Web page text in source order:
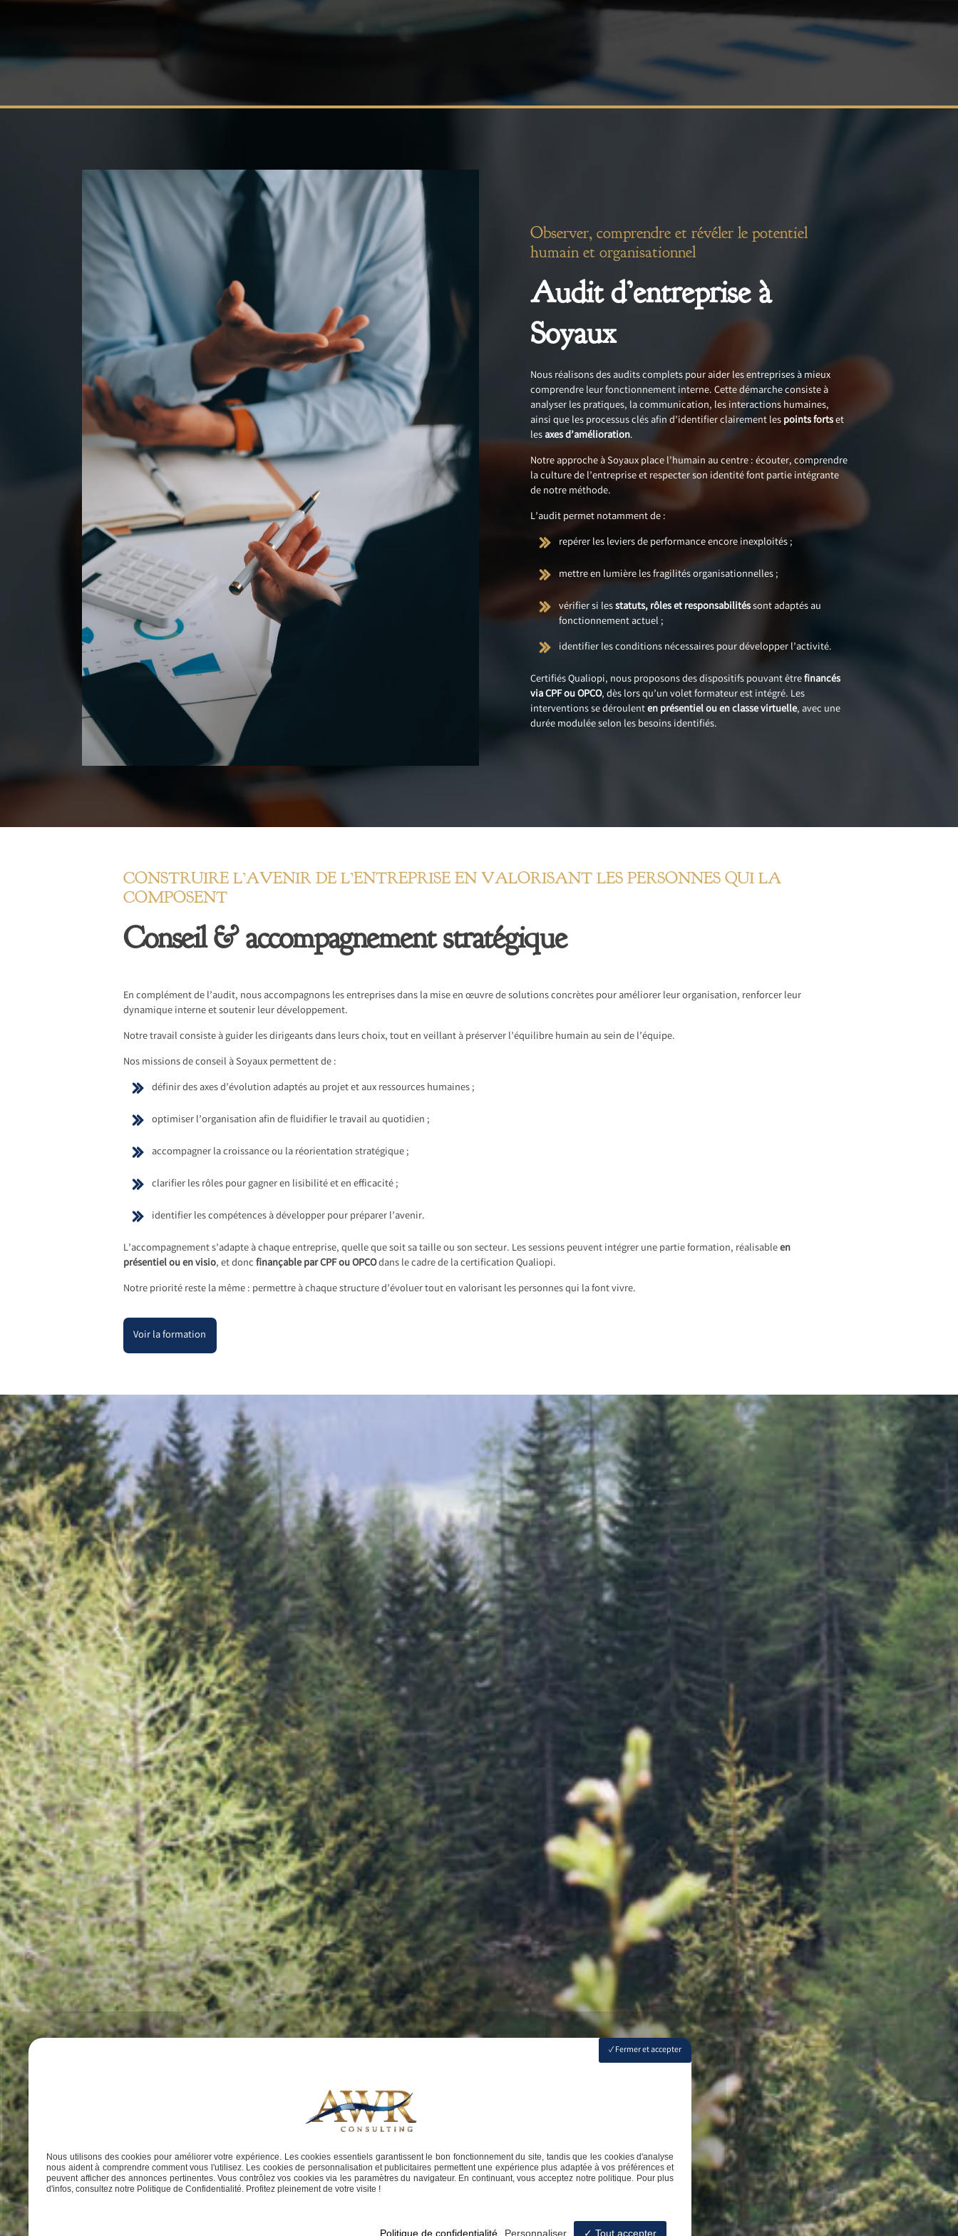
Observer, comprendre et révéler le potentiel
humain et organisationnel
Audit d’entreprise à
Soyaux
Nous réalisons des audits complets pour aider les entreprises à mieux
comprendre leur fonctionnement interne. Cette démarche consiste à
analyser les pratiques, la communication, les interactions humaines,
ainsi que les processus clés afin d’identifier clairement lespoints fortset
lesaxes d’amélioration.
Notre approche à Soyaux place l’humain au centre : écouter, comprendre
la culture de l’entreprise et respecter son identité font partie intégrante
de notre méthode.
L’audit permet notamment de :
repérer les leviers de performance encore inexploités ;
mettre en lumière les fragilités organisationnelles ;
vérifier si lesstatuts, rôles et responsabilitéssont adaptés au
fonctionnement actuel ;
identifier les conditions nécessaires pour développer l’activité.
Certifiés Qualiopi, nous proposons des dispositifs pouvant êtrefinancés
via CPF ou OPCO, dès lors qu’un volet formateur est intégré. Les
interventions se déroulenten présentiel ou en classe virtuelle, avec une
durée modulée selon les besoins identifiés.
CONSTRUIRE L’AVENIR DE L’ENTREPRISE EN VALORISANT LES PERSONNES QUI LA
COMPOSENT
Conseil & accompagnement stratégique
En complément de l’audit, nous accompagnons les entreprises dans la mise en œuvre de solutions concrètes pour améliorer leur organisation, renforcer leur
dynamique interne et soutenir leur développement.
Notre travail consiste à guider les dirigeants dans leurs choix, tout en veillant à préserver l’équilibre humain au sein de l’équipe.
Nos missions de conseil à Soyaux permettent de :
définir des axes d’évolution adaptés au projet et aux ressources humaines ;
optimiser l’organisation afin de fluidifier le travail au quotidien ;
accompagner la croissance ou la réorientation stratégique ;
clarifier les rôles pour gagner en lisibilité et en efficacité ;
identifier les compétences à développer pour préparer l’avenir.
L’accompagnement s’adapte à chaque entreprise, quelle que soit sa taille ou son secteur. Les sessions peuvent intégrer une partie formation, réalisableen
présentiel ou en visio, et doncfinançable par CPF ou OPCOdans le cadre de la certification Qualiopi.
Notre priorité reste la même : permettre à chaque structure d’évoluer tout en valorisant les personnes qui la font vivre.
Voir la formation
Fermer et accepter
Nous utilisons des cookies pour améliorer votre expérience. Les cookies essentiels garantissent le bon fonctionnement du site, tandis que les cookies d'analyse
nous aident à comprendre comment vous l'utilisez. Les cookies de personnalisation et publicitaires permettent une expérience plus adaptée à vos préférences et
peuvent afficher des annonces pertinentes. Vous contrôlez vos cookies via les paramètres du navigateur. En continuant, vous acceptez notre politique. Pour plus
d'infos, consultez notre Politique de Confidentialité. Profitez pleinement de votre visite !
Tout accepter
Personnaliser
Politique de confidentialité